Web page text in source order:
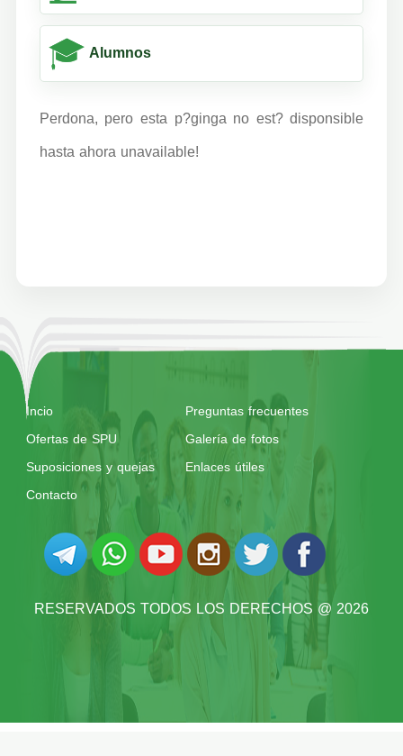
Alumnos
Perdona, pero esta p?ginga no est? disponsible
hasta ahora unavailable!
Incio
Preguntas frecuentes
Ofertas de SPU
Galería de fotos
Suposiciones y quejas
Enlaces útiles
Contacto
RESERVADOS TODOS LOS DERECHOS @ 2026